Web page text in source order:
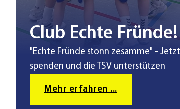
Club Echte Fründe!
"Echte Fründe stonn zesamme" - Jetzt
spenden und die TSV unterstützen
Mehr erfahren ...